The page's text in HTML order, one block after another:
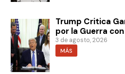
Trump Critica
por la Guerra
3 de agosto, 2026
MÁS